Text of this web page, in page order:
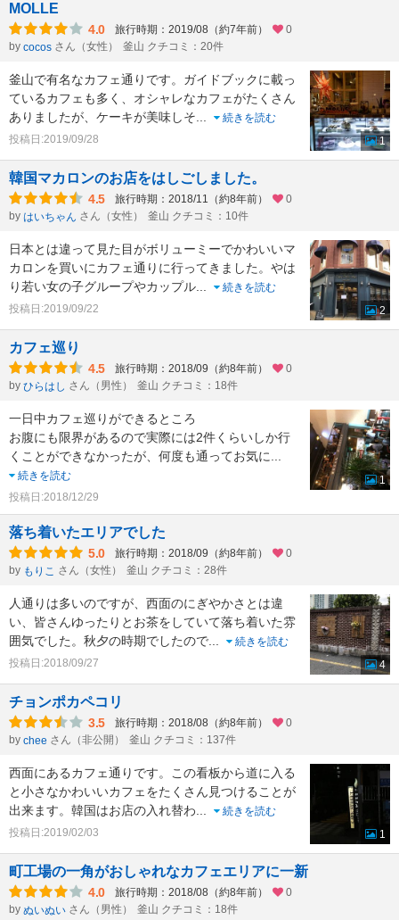
MOLLE
4.0 旅行時期：2019/08（約7年前）
0
by cocos さん（女性） 釜山 クチコミ：20件
釜山で有名なカフェ通りです。ガイドブックに載っ
ているカフェも多く、オシャレなカフェがたくさん
ありましたが、ケーキが美味しそ
続きを読む
投稿日:2019/09/28
1
韓国マカロンのお店をはしごしました。
4.5 旅行時期：2018/11（約8年前）
0
by はいちゃん さん（女性） 釜山 クチコミ：10件
日本とは違って見た目がボリューミーでかわいいマ
カロンを買いにカフェ通りに行ってきました。やは
り若い女の子グループやカップル
続きを読む
投稿日:2019/09/22
2
カフェ巡り
4.5 旅行時期：2018/09（約8年前）
0
by ひらはし さん（男性） 釜山 クチコミ：18件
一日中カフェ巡りができるところ
お腹にも限界があるので実際には2件くらいしか行
くことができなかったが、何度も通ってお気に
続きを読む
投稿日:2018/12/29
1
落ち着いたエリアでした
5.0 旅行時期：2018/09（約8年前）
0
by もりこ さん（女性） 釜山 クチコミ：28件
人通りは多いのですが、西面のにぎやかさとは違
い、皆さんゆったりとお茶をしていて落ち着いた雰
囲気でした。秋夕の時期でしたので
続きを読む
投稿日:2018/09/27
4
チョンポカペコリ
3.5 旅行時期：2018/08（約8年前）
0
by chee さん（非公開） 釜山 クチコミ：137件
西面にあるカフェ通りです。この看板から道に入る
と小さなかわいいカフェをたくさん見つけることが
出来ます。韓国はお店の入れ替わ
続きを読む
投稿日:2019/02/03
1
町工場の一角がおしゃれなカフェエリアに一新
4.0 旅行時期：2018/08（約8年前）
0
by ぬいぬい さん（男性） 釜山 クチコミ：18件